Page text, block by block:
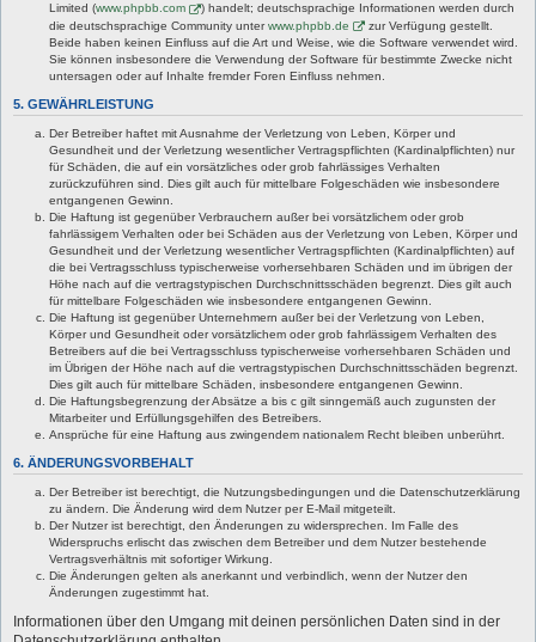
Limited (www.phpbb.com
) handelt; deutschsprachige Informationen werden durch
die deutschsprachige Community unterwww.phpbb.de
zur Verfügung gestellt.
Beide haben keinen Einfluss auf die Art und Weise, wie die Software verwendet wird.
Sie können insbesondere die Verwendung der Software für bestimmte Zwecke nicht
untersagen oder auf Inhalte fremder Foren Einfluss nehmen.
5. GEWÄHRLEISTUNG
Der Betreiber haftet mit Ausnahme der Verletzung von Leben, Körper und
Gesundheit und der Verletzung wesentlicher Vertragspflichten (Kardinalpflichten) nur
für Schäden, die auf ein vorsätzliches oder grob fahrlässiges Verhalten
zurückzuführen sind. Dies gilt auch für mittelbare Folgeschäden wie insbesondere
entgangenen Gewinn.
Die Haftung ist gegenüber Verbrauchern außer bei vorsätzlichem oder grob
fahrlässigem Verhalten oder bei Schäden aus der Verletzung von Leben, Körper und
Gesundheit und der Verletzung wesentlicher Vertragspflichten (Kardinalpflichten) auf
die bei Vertragsschluss typischerweise vorhersehbaren Schäden und im übrigen der
Höhe nach auf die vertragstypischen Durchschnittsschäden begrenzt. Dies gilt auch
für mittelbare Folgeschäden wie insbesondere entgangenen Gewinn.
Die Haftung ist gegenüber Unternehmern außer bei der Verletzung von Leben,
Körper und Gesundheit oder vorsätzlichem oder grob fahrlässigem Verhalten des
Betreibers auf die bei Vertragsschluss typischerweise vorhersehbaren Schäden und
im Übrigen der Höhe nach auf die vertragstypischen Durchschnittsschäden begrenzt.
Dies gilt auch für mittelbare Schäden, insbesondere entgangenen Gewinn.
Die Haftungsbegrenzung der Absätze a bis c gilt sinngemäß auch zugunsten der
Mitarbeiter und Erfüllungsgehilfen des Betreibers.
Ansprüche für eine Haftung aus zwingendem nationalem Recht bleiben unberührt.
6. ÄNDERUNGSVORBEHALT
Der Betreiber ist berechtigt, die Nutzungsbedingungen und die Datenschutzerklärung
zu ändern. Die Änderung wird dem Nutzer per E-Mail mitgeteilt.
Der Nutzer ist berechtigt, den Änderungen zu widersprechen. Im Falle des
Widerspruchs erlischt das zwischen dem Betreiber und dem Nutzer bestehende
Vertragsverhältnis mit sofortiger Wirkung.
Die Änderungen gelten als anerkannt und verbindlich, wenn der Nutzer den
Änderungen zugestimmt hat.
Informationen über den Umgang mit deinen persönlichen Daten sind in der